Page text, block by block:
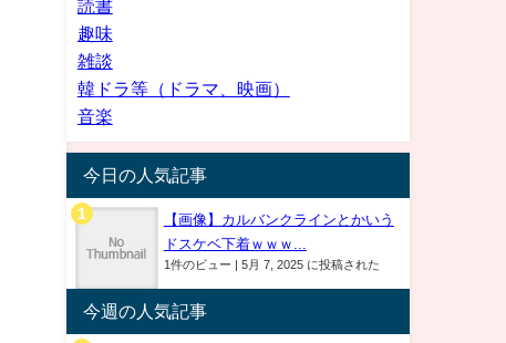
読書
趣味
雑談
韓ドラ等（ドラマ、映画）
音楽
今日の人気記事
【画像】カルバンクラインとかいう
ドスケベ下着ｗｗｗ...
1件のビュー | 5月 7, 2025 に投稿された
今週の人気記事